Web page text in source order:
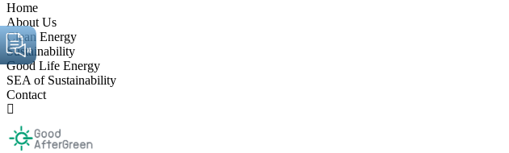
Home
About Us
Clean Energy
Sustainability
Good Life Energy
SEA of Sustainability
Contact